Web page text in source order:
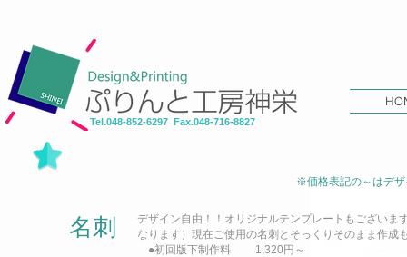
Tel.048-852-6297 Fax.048-716-8827
​名刺
デザイン自由！！オリジナルテンプレートもござい
なります）現在ご使用の名刺とそっくりそのまま作
●初回版下制作料 1,320円～
※価格表記の～はデザ